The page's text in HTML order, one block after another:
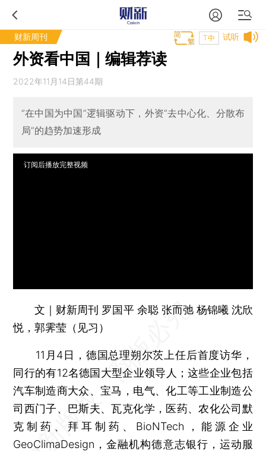
财新周刊 试听
T中
外资看中国｜编辑荐读
2022年11月14日第44期
“在中国为中国”逻辑驱动下，外资“去中心化、分散布
局”的趋势加速形成
订阅后播放完整视频
文｜财新周刊 罗国平 余聪 张而弛 杨锦曦 沈欣
悦，郭霁莹（见习）
11月4日，德国总理朔尔茨上任后首度访华，
同行的有12名德国大型企业领导人；这些企业包括
汽车制造商大众、宝马，电气、化工等工业制造公
司西门子、巴斯夫、瓦克化学，医药、农化公司默
克制药、拜耳制药、BioNTech，能源企业
GeoClimaDesign，金融机构德意志银行，运动服